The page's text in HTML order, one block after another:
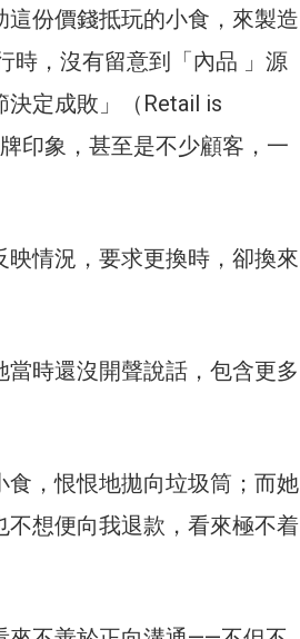
份價錢抵玩的小食，來製造
時，沒有留意到「內品 」源
決定成敗」（Retail is
印象，甚至是不少顧客，一
情況，要求更換時，卻換來
時還沒開聲說話，包含更多
，恨恨地拋向垃圾筒；而她
想便向我退款，看來極不着